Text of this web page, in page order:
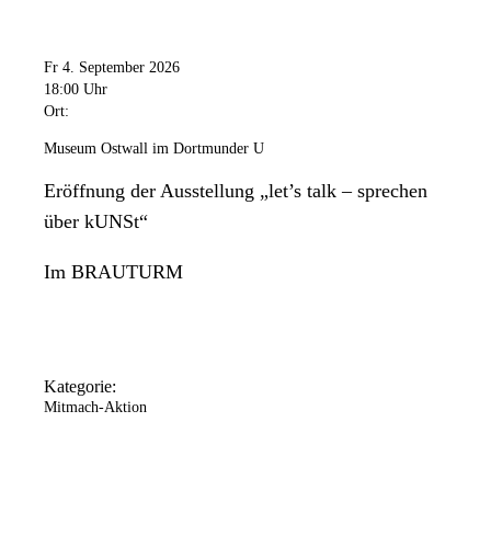
Fr 4. September 2026
18:00 Uhr
Ort:
Museum Ostwall im Dortmunder U
Eröffnung der Ausstellung „let’s talk – sprechen
über kUNSt“
Im BRAUTURM
Kategorie:
Mitmach-Aktion